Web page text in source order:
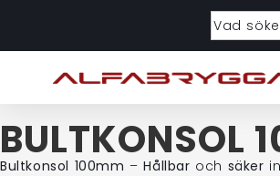
BULTKONSOL
Bultkonsol 100mm –Hållbar och säker